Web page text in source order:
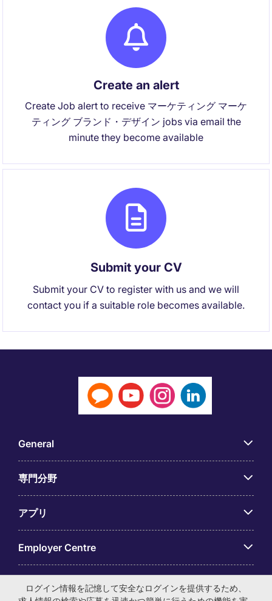
Create an alert
Create Job alert to receive マーケティング マーケ
ティング ブランド・デザイン jobs via email the
minute they become available
Submit your CV
Submit your CV to register with us and we will
contact you if a suitable role becomes available.
General
専門分野
アプリ
Employer Centre
ログイン情報を記憶して安全なログインを提供するため、